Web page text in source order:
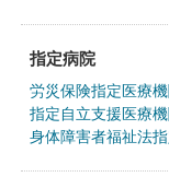
指定病院
労災保険指定医療
指定自立支援医療
身体障害者福祉法